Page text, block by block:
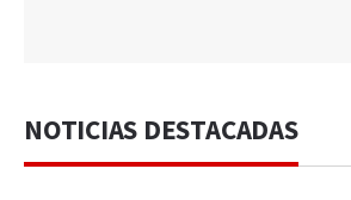
NOTICIAS DESTACADAS